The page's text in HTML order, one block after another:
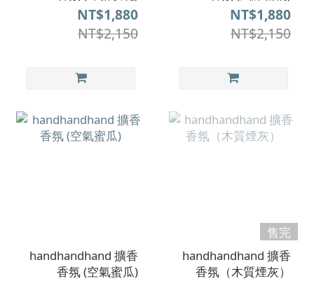
NT$1,880
NT$2,150
NT$1,880
NT$2,150
handhandhand 擴香
香氛 (空氣蜜瓜)
售完
handhandhand 擴香
香氛（木質煙灰）